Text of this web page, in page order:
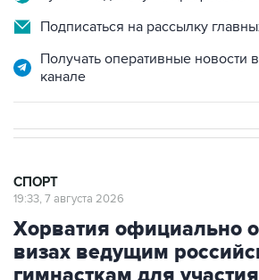
Получать оперативные новости
Хорватия официально
визах ведущим
гимнасткам для